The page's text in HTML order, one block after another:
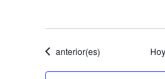
Eventos
anterior(es) Hoy